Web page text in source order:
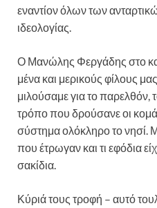
εναντίον όλων των
ιδεολογίας.
Ο Μανώλης Φεργάδης στο
μένα και μερικούς φίλους
μιλούσαμε για το παρελθόν,
τρόπο που δρούσανε οι
σύστημα ολόκληρο το νησί.
που έτρωγαν και τι εφόδια
σακίδια.
Κύριά τους τροφή – αυτό